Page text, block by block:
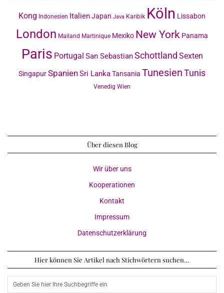
Kong Indonesien ItalienJapan Java Karibik Köln Lissabon
London Mailand Martinique Mexiko New York Panama
Paris Portugal San SebastianSchottland Sexten
SingapurSpanienSri Lanka Tansania TunesienTunis
Venedig Wien
Über diesen Blog
Wir über uns
Kooperationen
Kontakt
Impressum
Datenschutzerklärung
Hier können Sie Artikel nach Stichwörtern suchen…